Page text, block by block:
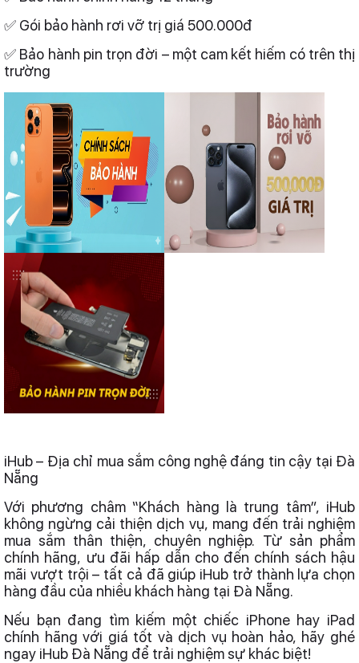
✅ Gói bảo hành rơi vỡ trị giá 500.000đ
✅ Bảo hành pin trọn đời – một cam kết hiếm có trên thị
trường
iHub – Địa chỉ mua sắm công nghệ đáng tin cậy tại Đà
Nẵng
Với phương châm “Khách hàng là trung tâm”, iHub
không ngừng cải thiện dịch vụ, mang đến trải nghiệm
mua sắm thân thiện, chuyên nghiệp. Từ sản phẩm
chính hãng, ưu đãi hấp dẫn cho đến chính sách hậu
mãi vượt trội – tất cả đã giúp iHub trở thành lựa chọn
hàng đầu của nhiều khách hàng tại Đà Nẵng.
Nếu bạn đang tìm kiếm một chiếc iPhone hay iPad
chính hãng với giá tốt và dịch vụ hoàn hảo, hãy ghé
ngay iHub Đà Nẵng để trải nghiệm sự khác biệt!